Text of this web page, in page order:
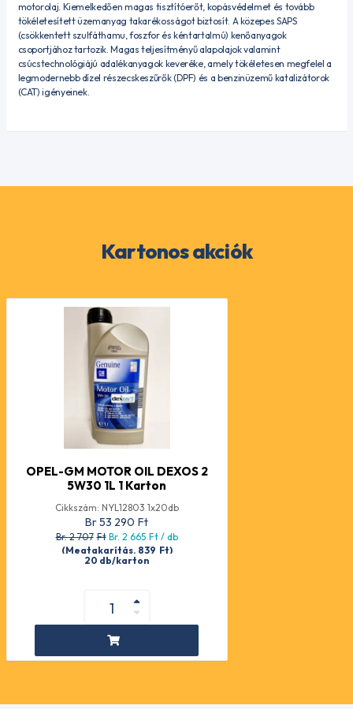
motorolaj. Kiemelkedően magas tisztítóerőt, kopásvédelmet és tovább
tökéletesített üzemanyag takarékosságot biztosít. A közepes SAPS
(csökkentett szulfáthamu, foszfor és kéntartalmú) kenőanyagok
csoportjához tartozik. Magas teljesítményű alapolajok valamint
csúcstechnológiájú adalékanyagok keveréke, amely tökéletesen megfelel a
legmodernebb dízel részecskeszűrők (DPF) és a benzinüzemű katalizátorok
(CAT) igényeinek.
Kartonos akciók
OPEL-GM MOTOR OIL DEXOS 2
5W30 1L 1 Karton
Cikkszám: NYL12803 1x20db
Br 53 290 Ft
Br. 2 707 Ft Br. 2 665 Ft/ db
(Megtakarítás. 839 Ft)
20 db/karton